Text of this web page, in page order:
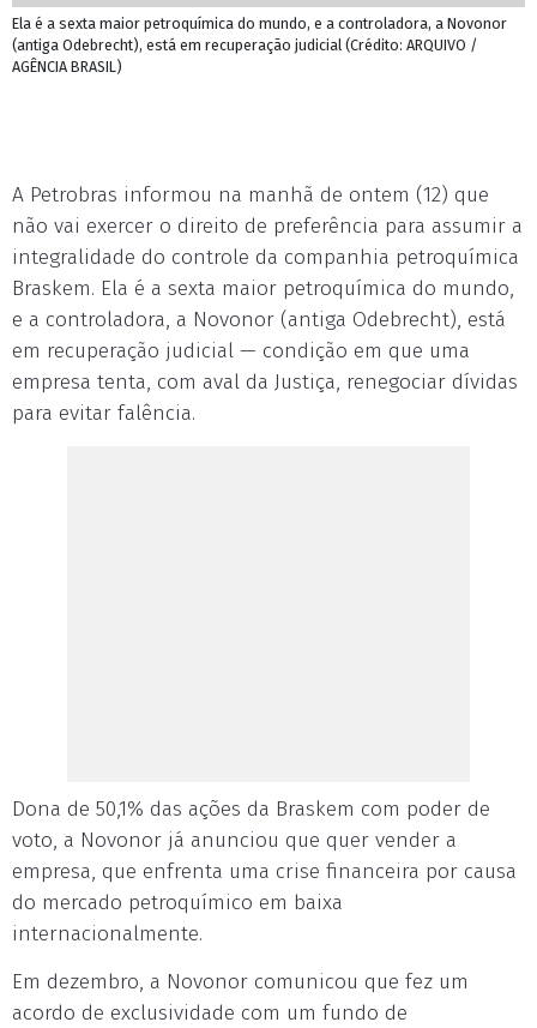
Ela é a sexta maior petroquímica do mundo, e a controladora, a Novonor
(antiga Odebrecht), está em recuperação judicial (Crédito: ARQUIVO /
AGÊNCIA BRASIL)
A Petrobras informou na manhã de ontem (12) que
não vai exercer o direito de preferência para assumir a
integralidade do controle da companhia petroquímica
Braskem. Ela é a sexta maior petroquímica do mundo,
e a controladora, a Novonor (antiga Odebrecht), está
em recuperação judicial — condição em que uma
empresa tenta, com aval da Justiça, renegociar dívidas
para evitar falência.
Dona de 50,1% das ações da Braskem com poder de
voto, a Novonor já anunciou que quer vender a
empresa, que enfrenta uma crise financeira por causa
do mercado petroquímico em baixa
internacionalmente.
Em dezembro, a Novonor comunicou que fez um
acordo de exclusividade com um fundo de